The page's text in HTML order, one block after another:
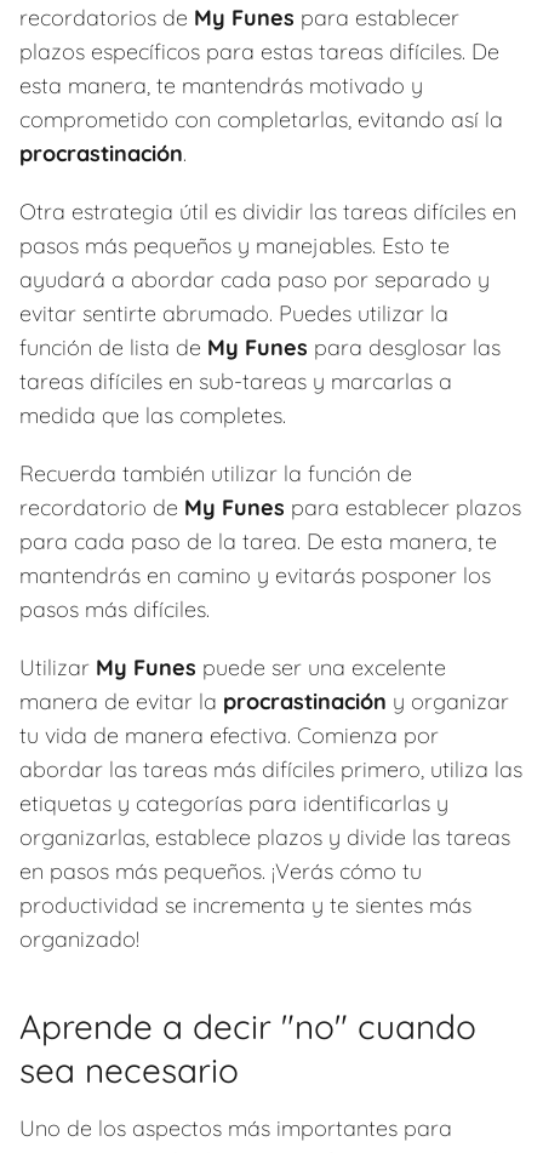
recordatorios de My Funes para establecer
plazos específicos para estas tareas difíciles. De
esta manera, te mantendrás motivado y
comprometido con completarlas, evitando así la
procrastinación.
Otra estrategia útil es dividir las tareas difíciles en
pasos más pequeños y manejables. Esto te
ayudará a abordar cada paso por separado y
evitar sentirte abrumado. Puedes utilizar la
función de lista de My Funes para desglosar las
tareas difíciles en sub-tareas y marcarlas a
medida que las completes.
Recuerda también utilizar la función de
recordatorio de My Funes para establecer plazos
para cada paso de la tarea. De esta manera, te
mantendrás en camino y evitarás posponer los
pasos más difíciles.
Utilizar My Funes puede ser una excelente
manera de evitar la procrastinación y organizar
tu vida de manera efectiva. Comienza por
abordar las tareas más difíciles primero, utiliza las
etiquetas y categorías para identificarlas y
organizarlas, establece plazos y divide las tareas
en pasos más pequeños. ¡Verás cómo tu
productividad se incrementa y te sientes más
organizado!
Aprende a decir "no" cuando
sea necesario
Uno de los aspectos más importantes para